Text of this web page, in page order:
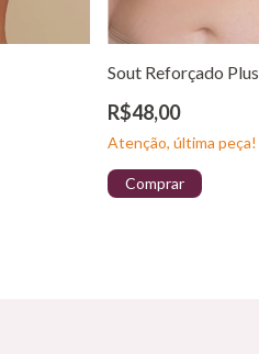
Sout Reforçado Plus
R$48,00
Atenção, última peça!
Comprar